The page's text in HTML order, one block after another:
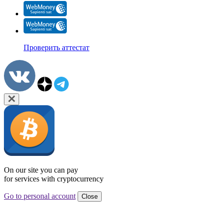
Проверить аттестат
On our site you can pay
for services with cryptocurrency
Go to personal account Close